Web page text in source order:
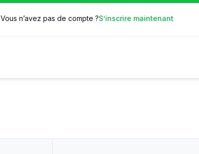
Vous n’avez pas de compte ?S’inscrire maintenant